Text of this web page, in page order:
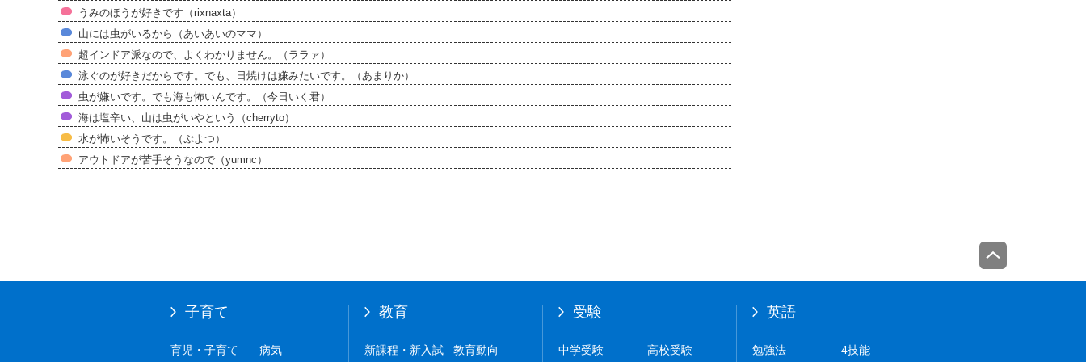
うみのほうが好きです（rixnaxta）
山には虫がいるから（あいあいのママ）
超インドア派なので、よくわかりません。（ララァ）
泳ぐのが好きだからです。でも、日焼けは嫌みたいです。（あまりか）
虫が嫌いです。でも海も怖いんです。（今日いく君）
海は塩辛い、山は虫がいやという（cherryto）
水が怖いそうです。（ぷよつ）
アウトドアが苦手そうなので（yumnc）
子育て
育児・子育て 病気
教育
新課程・新入試 教育動向
受験
中学受験 高校受験
英語
勉強法 4技能